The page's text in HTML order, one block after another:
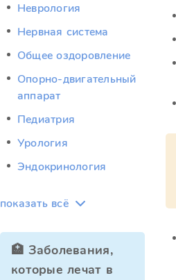
Неврология
Нервная система
Общее оздоровление
Опорно-двигательный
аппарат
Педиатрия
Урология
Эндокринология
показать всё
🏥 Заболевания,
которые лечат в